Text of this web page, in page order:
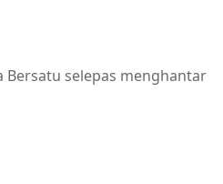
Bersatu selepas menghantar